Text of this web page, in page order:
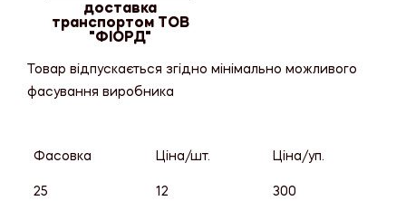
доставка
транспортом ТОВ
"ФІОРД"
Товар відпускається згідно мінімально можливого
фасування виробника
Фасовка Ціна/шт. Ціна/уп.
25 12 300